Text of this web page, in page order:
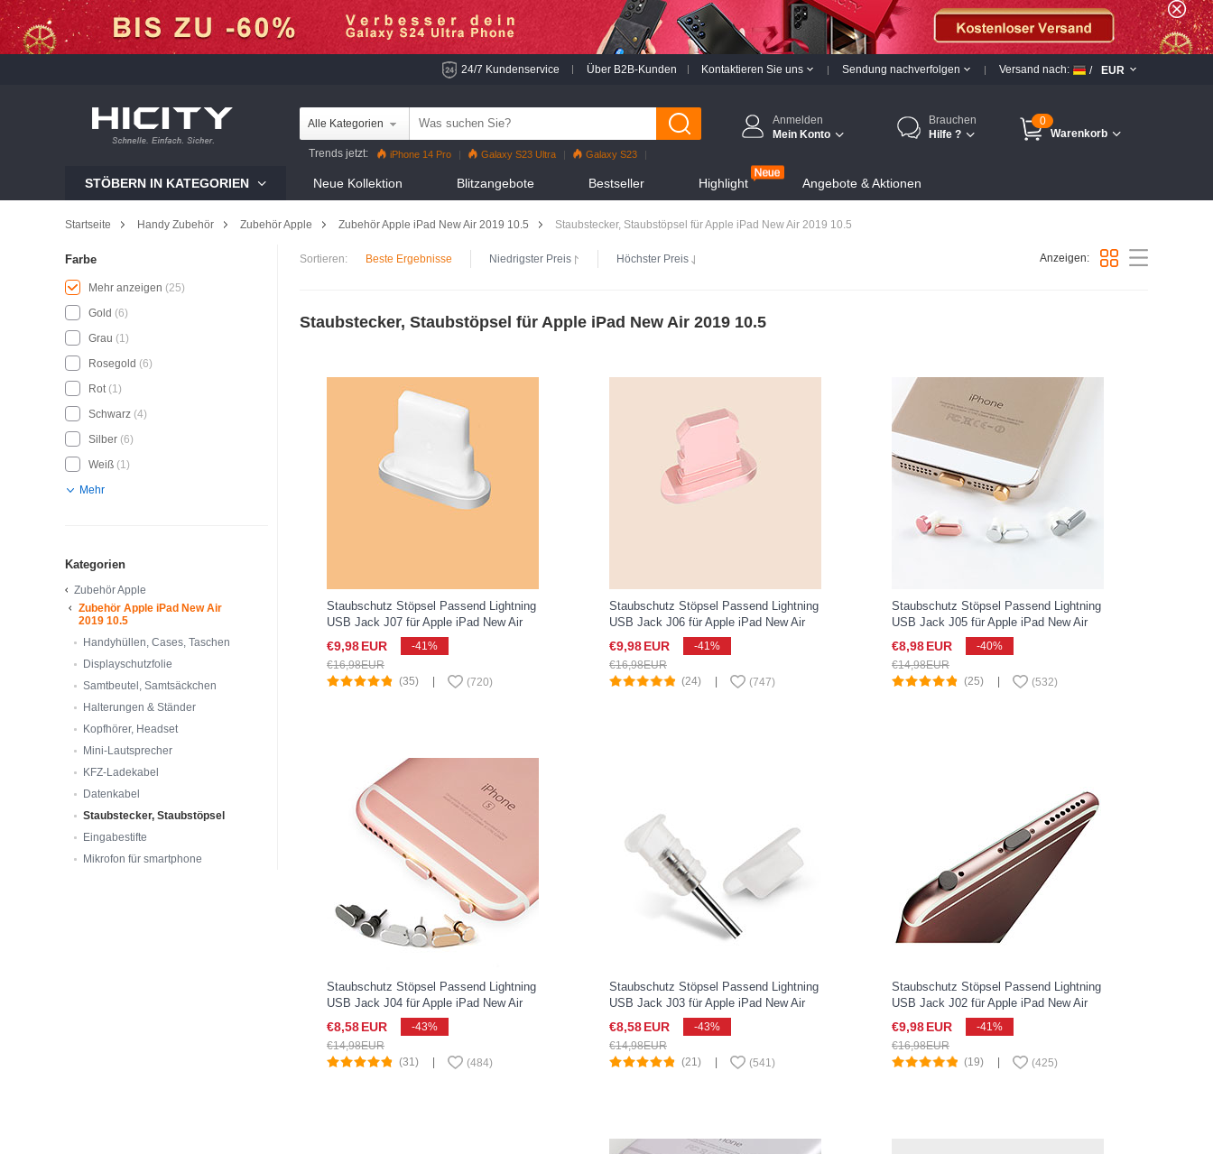
24/7 Kundenservice Über B2B-Kunden Kontaktieren Sie uns Sendung nachverfolgen Versand nach: / EUR
Alle Kategorien
Trends jetzt: iPhone 14 Pro Galaxy S23 Ultra
Galaxy S23
Mi 11
Anmelden
Mein Konto
Brauchen
Hilfe ?
0
Warenkorb
STÖBERN IN KATEGORIEN Neue Kollektion Blitzangebote Bestseller Highlight Angebote & Aktionen
Startseite Handy Zubehör Zubehör Apple Zubehör Apple iPad New Air 2019 10.5 Staubstecker, Staubstöpsel für Apple iPad New Air 2019 10.5
Farbe
Gold (6)
Grau (1)
Rosegold (6)
Rot(1)
Schwarz (4)
Silber (6)
Weiß (1)
Mehr
Mehr anzeigen (25)
Kategorien
Zubehör Apple
Zubehör Apple iPad New Air
2019 10.5
Handyhüllen, Cases, Taschen
Displayschutzfolie
Samtbeutel, Samtsäckchen
Halterungen & Ständer
Kopfhörer, Headset
Mini-Lautsprecher
KFZ-Ladekabel
Datenkabel
Staubstecker, Staubstöpsel
Eingabestifte
Mikrofon für smartphone
Sortieren: Beste Ergebnisse Niedrigster Preis Höchster Preis Anzeigen:
Staubstecker, Staubstöpsel für Apple iPad New Air 2019 10.5
Staubschutz Stöpsel Passend Lightning
USB Jack J07 für Apple iPad New Air
(2019) 10.5 Silber
€9,98EUR
-41%
€16,98EUR
(35)
(720)
Staubschutz Stöpsel Passend Lightning
USB Jack J06 für Apple iPad New Air
(2019) 10.5 Rosegold
€9,98EUR
-41%
€16,98EUR
(24)
(747)
Staubschutz Stöpsel Passend Lightning
USB Jack J05 für Apple iPad New Air
(2019) 10.5 Gold
€8,98EUR
-40%
€14,98EUR
(25)
(532)
Staubschutz Stöpsel Passend Lightning
USB Jack J04 für Apple iPad New Air
(2019) 10.5 Rosegold
€8,58EUR
-43%
€14,98EUR
(31)
(484)
Staubschutz Stöpsel Passend Lightning
USB Jack J03 für Apple iPad New Air
(2019) 10.5 Weiß
€8,58EUR
-43%
€14,98EUR
(21)
(541)
Staubschutz Stöpsel Passend Lightning
USB Jack J02 für Apple iPad New Air
(2019) 10.5 Schwarz
€9,98EUR
-41%
€16,98EUR
(19)
(425)